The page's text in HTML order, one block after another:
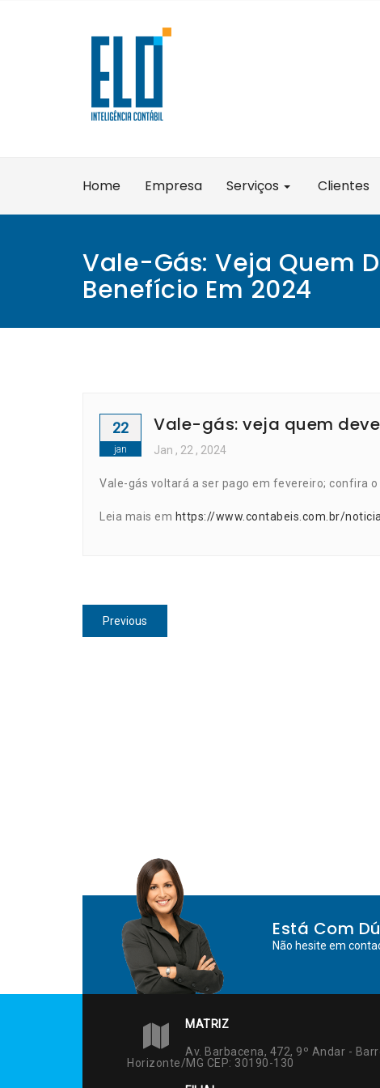
Home Empresa Serviços Clientes
Vale-Gás: Veja Quem
Benefício Em 2024
22
jan
Vale-gás: veja quem
Jan , 22 , 2024
Vale-gás voltará a ser pago em fevereiro; confira o
Leia mais em https://www.contabeis.com.br/
Navegação
de
Previous
post:
Está Com
Não hesite em
MATRIZ
Av. Barbacena, 472, 9º Andar -
Horizonte/MG CEP: 30190-130